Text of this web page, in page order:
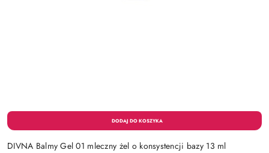
DIVNA Balmy Gel 01 mleczny żel o konsystencji bazy 13 ml